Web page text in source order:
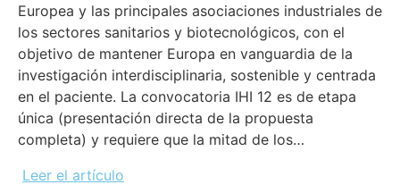
Europea y las principales asociaciones industriales de
los sectores sanitarios y biotecnológicos, con el
objetivo de mantener Europa en vanguardia de la
investigación interdisciplinaria, sostenible y centrada
en el paciente. La convocatoria IHI 12 es de etapa
única (presentación directa de la propuesta
completa) y requiere que la mitad de los…
Leer el artículo